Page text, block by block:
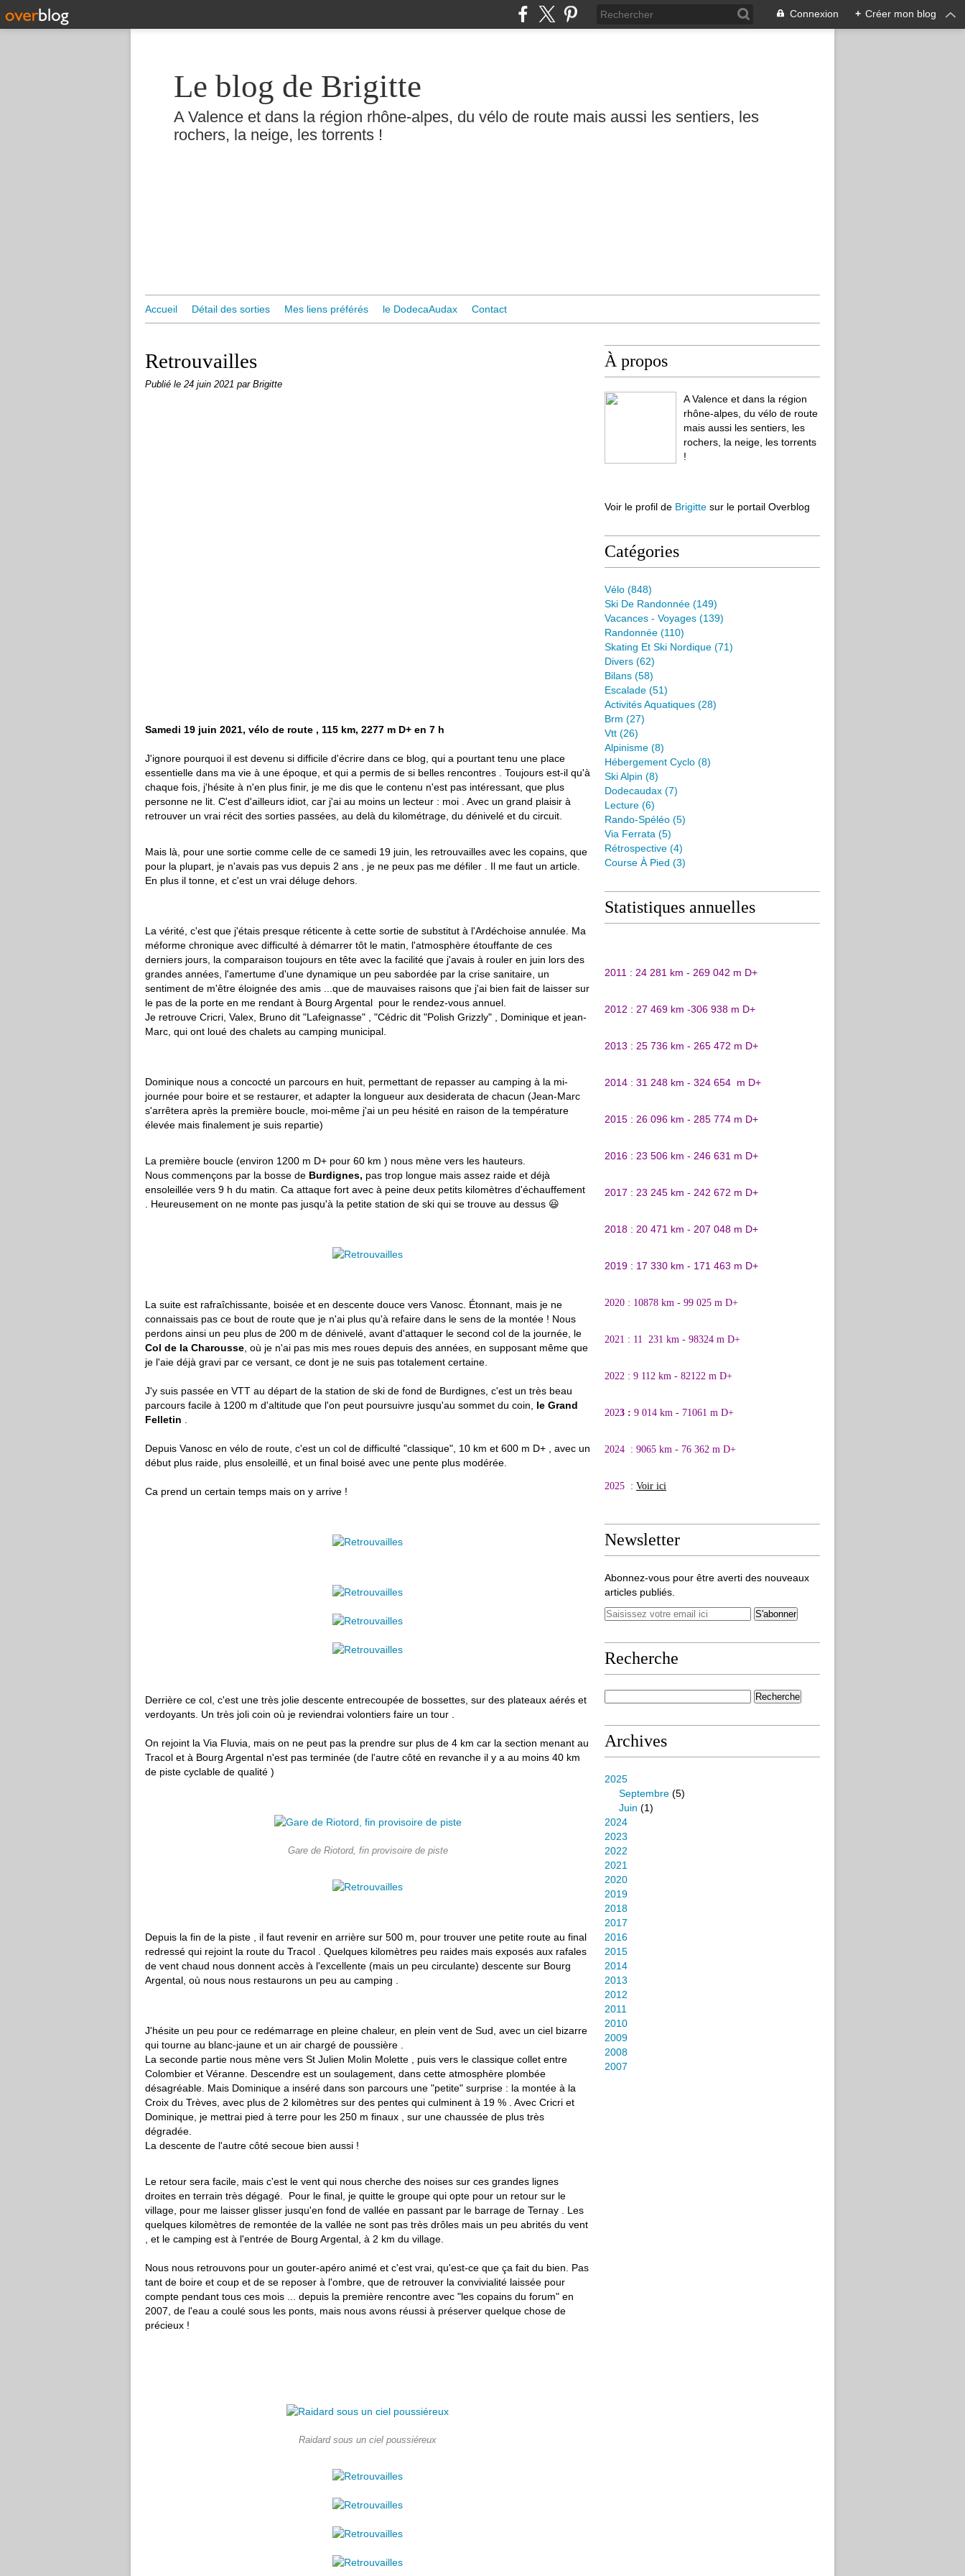
Connexion + Créer mon blog
Le blog de Brigitte
A Valence et dans la région rhône-alpes, du vélo de route mais aussi les sentiers, les
rochers, la neige, les torrents !
Accueil Détail des sorties Mes liens préférés le DodecaAudax Contact
Retrouvailles
Publié le 24 juin 2021 par Brigitte
Samedi 19 juin 2021, vélo de route , 115 km, 2277 m D+ en 7 h
J'ignore pourquoi il est devenu si difficile d'écrire dans ce blog, qui a pourtant tenu une place
essentielle dans ma vie à une époque, et qui a permis de si belles rencontres . Toujours est-il qu'à
chaque fois, j'hésite à n'en plus finir, je me dis que le contenu n'est pas intéressant, que plus
personne ne lit. C'est d'ailleurs idiot, car j'ai au moins un lecteur : moi . Avec un grand plaisir à
retrouver un vrai récit des sorties passées, au delà du kilométrage, du dénivelé et du circuit.
Mais là, pour une sortie comme celle de ce samedi 19 juin, les retrouvailles avec les copains, que
pour la plupart, je n'avais pas vus depuis 2 ans , je ne peux pas me défiler . Il me faut un article.
En plus il tonne, et c'est un vrai déluge dehors.
La vérité, c'est que j'étais presque réticente à cette sortie de substitut à l'Ardéchoise annulée. Ma
méforme chronique avec difficulté à démarrer tôt le matin, l'atmosphère étouffante de ces
derniers jours, la comparaison toujours en tête avec la facilité que j'avais à rouler en juin lors des
grandes années, l'amertume d'une dynamique un peu sabordée par la crise sanitaire, un
sentiment de m'être éloignée des amis ...que de mauvaises raisons que j'ai bien fait de laisser sur
le pas de la porte en me rendant à Bourg Argental pour le rendez-vous annuel.
Je retrouve Cricri, Valex, Bruno dit "Lafeignasse" , "Cédric dit "Polish Grizzly" , Dominique et jean-
Marc, qui ont loué des chalets au camping municipal.
Dominique nous a concocté un parcours en huit, permettant de repasser au camping à la mi-
journée pour boire et se restaurer, et adapter la longueur aux desiderata de chacun (Jean-Marc
s'arrêtera après la première boucle, moi-même j'ai un peu hésité en raison de la température
élevée mais finalement je suis repartie)
La première boucle (environ 1200 m D+ pour 60 km ) nous mène vers les hauteurs.
Nous commençons par la bosse de Burdignes, pas trop longue mais assez raide et déjà
ensoleillée vers 9 h du matin. Ca attaque fort avec à peine deux petits kilomètres d'échauffement
. Heureusement on ne monte pas jusqu'à la petite station de ski qui se trouve au dessus 😃
La suite est rafraîchissante, boisée et en descente douce vers Vanosc. Étonnant, mais je ne
connaissais pas ce bout de route que je n'ai plus qu'à refaire dans le sens de la montée ! Nous
perdons ainsi un peu plus de 200 m de dénivelé, avant d'attaquer le second col de la journée, le
Col de la Charousse , où je n'ai pas mis mes roues depuis des années, en supposant même que
je l'aie déjà gravi par ce versant, ce dont je ne suis pas totalement certaine.
J'y suis passée en VTT au départ de la station de ski de fond de Burdignes, c'est un très beau
parcours facile à 1200 m d'altitude que l'on peut poursuivre jusqu'au sommet du coin, le Grand
Felletin
Depuis Vanosc en vélo de route, c'est un col de difficulté "classique", 10 km et 600 m D+ , avec un
début plus raide, plus ensoleillé, et un final boisé avec une pente plus modérée.
Ca prend un certain temps mais on y arrive !
Derrière ce col, c'est une très jolie descente entrecoupée de bossettes, sur des plateaux aérés et
verdoyants. Un très joli coin où je reviendrai volontiers faire un tour .
On rejoint la Via Fluvia, mais on ne peut pas la prendre sur plus de 4 km car la section menant au
Tracol et à Bourg Argental n'est pas terminée (de l'autre côté en revanche il y a au moins 40 km
de piste cyclable de qualité )
Gare de Riotord, fin provisoire de piste
Depuis la fin de la piste , il faut revenir en arrière sur 500 m, pour trouver une petite route au final
redressé qui rejoint la route du Tracol . Quelques kilomètres peu raides mais exposés aux rafales
de vent chaud nous donnent accès à l'excellente (mais un peu circulante) descente sur Bourg
Argental, où nous nous restaurons un peu au camping .
J'hésite un peu pour ce redémarrage en pleine chaleur, en plein vent de Sud, avec un ciel bizarre
qui tourne au blanc-jaune et un air chargé de poussière .
La seconde partie nous mène vers St Julien Molin Molette , puis vers le classique collet entre
Colombier et Véranne. Descendre est un soulagement, dans cette atmosphère plombée
désagréable. Mais Dominique a inséré dans son parcours une "petite" surprise : la montée à la
Croix du Trèves, avec plus de 2 kilomètres sur des pentes qui culminent à 19 % . Avec Cricri et
Dominique, je mettrai pied à terre pour les 250 m finaux , sur une chaussée de plus très
dégradée.
La descente de l'autre côté secoue bien aussi !
Le retour sera facile, mais c'est le vent qui nous cherche des noises sur ces grandes lignes
droites en terrain très dégagé. Pour le final, je quitte le groupe qui opte pour un retour sur le
village, pour me laisser glisser jusqu'en fond de vallée en passant par le barrage de Ternay . Les
quelques kilomètres de remontée de la vallée ne sont pas très drôles mais un peu abrités du vent
, et le camping est à l'entrée de Bourg Argental, à 2 km du village.
Nous nous retrouvons pour un gouter-apéro animé et c'est vrai, qu'est-ce que ça fait du bien. Pas
tant de boire et coup et de se reposer à l'ombre, que de retrouver la convivialité laissée pour
compte pendant tous ces mois ... depuis la première rencontre avec "les copains du forum" en
2007, de l'eau a coulé sous les ponts, mais nous avons réussi à préserver quelque chose de
précieux !
Raidard sous un ciel poussiéreux
À propos
A Valence et dans la région
rhône-alpes, du vélo de route
mais aussi les sentiers, les
rochers, la neige, les torrents
!
Voir le profil de Brigitte sur le portail Overblog
Catégories
Vélo (848)
Ski De Randonnée (149)
Vacances - Voyages (139)
Randonnée (110)
Skating Et Ski Nordique (71)
Divers (62)
Bilans (58)
Escalade (51)
Activités Aquatiques (28)
Brm (27)
Vtt (26)
Alpinisme (8)
Hébergement Cyclo (8)
Ski Alpin (8)
Dodecaudax (7)
Lecture (6)
Rando-Spéléo (5)
Via Ferrata (5)
Rétrospective (4)
Course À Pied (3)
Statistiques annuelles
2011 : 24 281 km - 269 042 m D+
2012 : 27 469 km -306 938 m D+
2013 : 25 736 km - 265 472 m D+
2014 : 31 248 km - 324 654 m D+
2015 : 26 096 km - 285 774 m D+
2016 : 23 506 km - 246 631 m D+
2017 : 23 245 km - 242 672 m D+
2018 : 20 471 km - 207 048 m D+
2019 : 17 330 km - 171 463 m D+
2020 : 10878 km - 99 025 m D+
2021 : 11 231 km - 98324 m D+
2022 : 9 112 km - 82122 m D+
2023 : 9 014 km - 71061 m D+
2024 : 9065 km - 76 362 m D+
2025 : Voir ici
Newsletter
Abonnez-vous pour être averti des nouveaux
articles publiés.
Recherche
Archives
2025
Septembre (5)
Juin (1)
2024
2023
2022
2021
2020
2019
2018
2017
2016
2015
2014
2013
2012
2011
2010
2009
2008
2007